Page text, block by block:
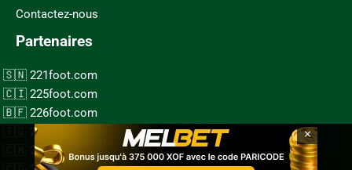
Contactez-nous
Partenaires
221foot.com
225foot.com
226foot.com
228foot.com
237foot.com
×